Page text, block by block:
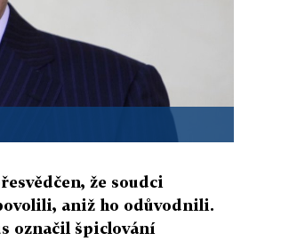
že soudci
aniž ho odůvodnili.
označil špiclování